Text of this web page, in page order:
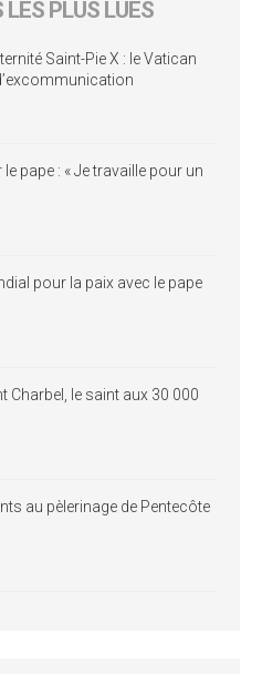
PLUS LUES
Saint-Pie X : le Vatican
pape : « Je travaille pour un
pour la paix avec le pape
Charbel, le saint aux 30 000
au pèlerinage de Pentecôte